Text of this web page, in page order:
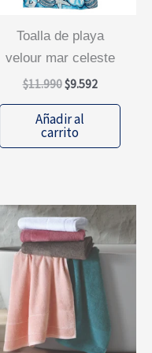
toalla de playa
velour mar celeste
$11.990El
original
era:
$9.592El
actual
$9.592.
Añadir al
carrito